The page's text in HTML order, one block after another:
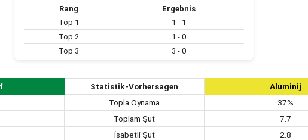
Rang
Ergebnis
Top 1
1 - 1
Top 2
1 - 0
Top 3
3 - 0
Statistik-Vorhersagen
Aluminij
Topla Oynama
37%
Toplam Şut
7.7
İsabetli Şut
2.8